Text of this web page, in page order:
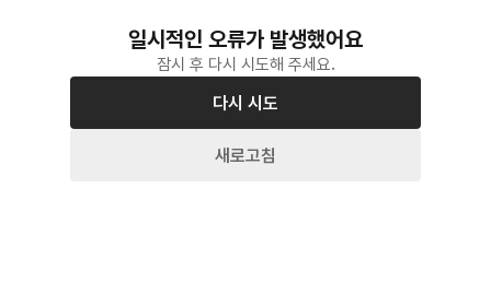
일시적인 오류가 발생했어요
잠시 후 다시 시도해 주세요.
다시 시도
새로고침